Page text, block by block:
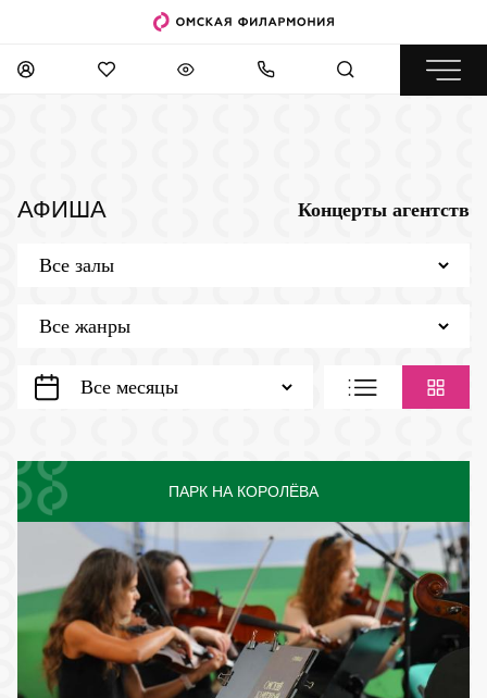
АФИША Концерты агентств
ПАРК НА КОРОЛЁВА